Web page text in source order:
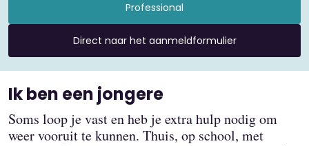
Professional
Direct naar het aanmeldformulier
Ik ben een jongere
Soms loop je vast en heb je extra hulp nodig om
weer vooruit te kunnen. Thuis, op school, met